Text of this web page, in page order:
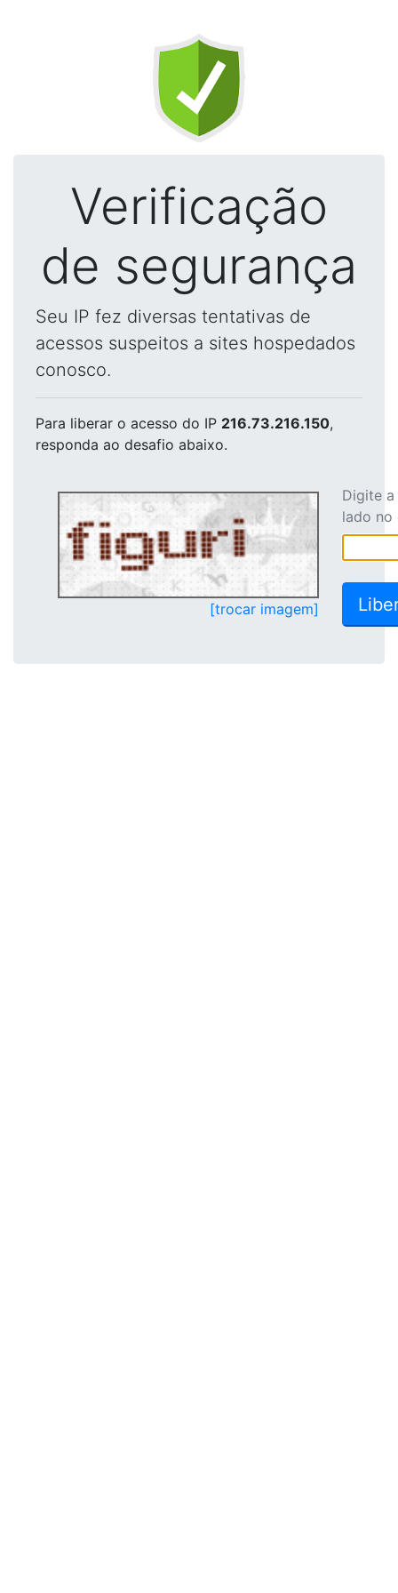
Verificação
de segurança
Seu IP fez diversas tentativas de
acessos suspeitos a sites hospedados
conosco.
Para liberar o acesso do IP 216.73.216.150,
responda ao desafio abaixo.
[trocar imagem]
Digite
lado no